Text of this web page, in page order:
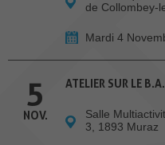
de Collombey-
Mardi 4
5
NOV.
ATELIER SUR LE
Salle
3, 1893 Muraz